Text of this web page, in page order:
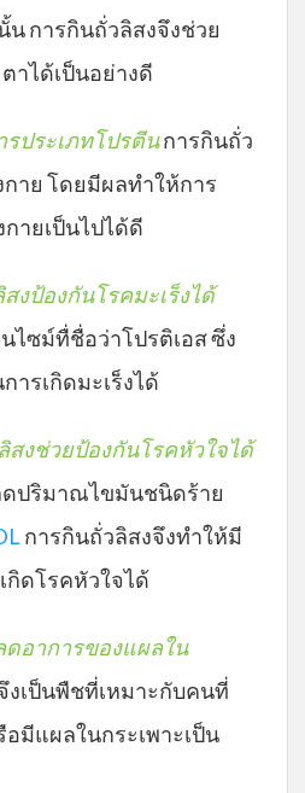
การกินถั่วลิสงจึงช่วย
าได้เป็นอย่างดี
ประเภทโปรตีนการกินถั่ว
กาย โดยมีผลทำให้การ
ายเป็นไปได้ดี
งป้องกันโรคมะเร็งได้
ไซม์ทื่ชื่อว่าโปรติเอส ซึ่ง
ารเกิดมะเร็งได้
สงช่วยป้องกันโรคหัวใจได้
ปริมาณไขมันชนิดร้าย
การกินถั่วลิสงจึงทำให้มี
กิดโรคหัวใจได้
ดอาการของแผลใน
งเป็นพืชที่เหมาะกับคนที่
อมีแผลในกระเพาะเป็น